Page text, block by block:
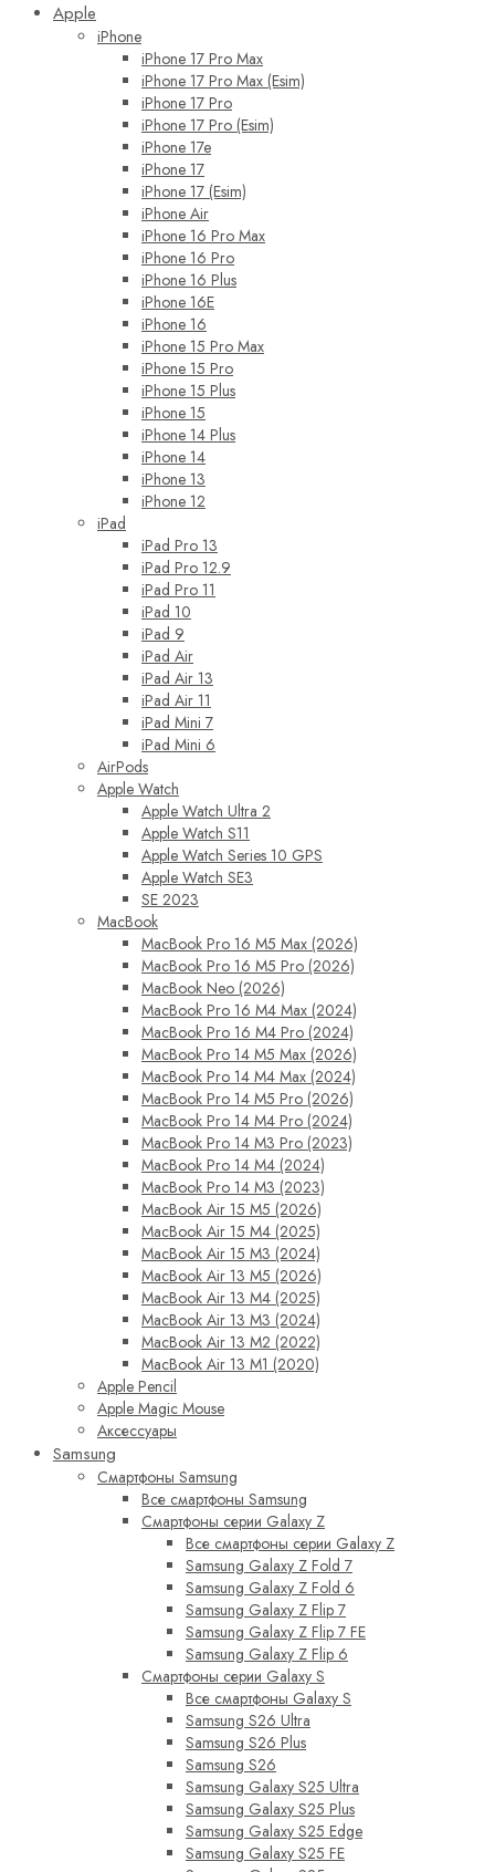
Apple
iPhone
iPhone 17 Pro Max
iPhone 17 Pro Max (Esim)
iPhone 17 Pro
iPhone 17 Pro (Esim)
iPhone 17e
iPhone 17
iPhone 17 (Esim)
iPhone Air
iPhone 16 Pro Max
iPhone 16 Pro
iPhone 16 Plus
iPhone 16E
iPhone 16
iPhone 15 Pro Max
iPhone 15 Pro
iPhone 15 Plus
iPhone 15
iPhone 14 Plus
iPhone 14
iPhone 13
iPhone 12
iPad
iPad Pro 13
iPad Pro 12.9
iPad Pro 11
iPad 10
iPad 9
iPad Air
iPad Air 13
iPad Air 11
iPad Mini 7
iPad Mini 6
AirPods
Apple Watch
Apple Watch Ultra 2
Apple Watch S11
Apple Watch Series 10 GPS
Apple Watch SE3
SE 2023
MacBook
MacBook Pro 16 M5 Max (2026)
MacBook Pro 16 M5 Pro (2026)
MacBook Neo (2026)
MacBook Pro 16 M4 Max (2024)
MacBook Pro 16 M4 Pro (2024)
MacBook Pro 14 M5 Max (2026)
MacBook Pro 14 M4 Max (2024)
MacBook Pro 14 M5 Pro (2026)
MacBook Pro 14 M4 Pro (2024)
MacBook Pro 14 M3 Pro (2023)
MacBook Pro 14 M4 (2024)
MacBook Pro 14 M3 (2023)
MacBook Air 15 M5 (2026)
MacBook Air 15 M4 (2025)
MacBook Air 15 M3 (2024)
MacBook Air 13 M5 (2026)
MacBook Air 13 M4 (2025)
MacBook Air 13 M3 (2024)
MacBook Air 13 M2 (2022)
MacBook Air 13 M1 (2020)
Apple Pencil
Apple Magic Mouse
Аксессуары
Samsung
Смартфоны Samsung
Все смартфоны Samsung
Смартфоны серии Galaxy Z
Все смартфоны серии Galaxy Z
Samsung Galaxy Z Fold 7
Samsung Galaxy Z Fold 6
Samsung Galaxy Z Flip 7
Samsung Galaxy Z Flip 7 FE
Samsung Galaxy Z Flip 6
Смартфоны серии Galaxy S
Все смартфоны Galaxy S
Samsung S26 Ultra
Samsung S26 Plus
Samsung S26
Samsung Galaxy S25 Ultra
Samsung Galaxy S25 Plus
Samsung Galaxy S25 Edge
Samsung Galaxy S25 FE